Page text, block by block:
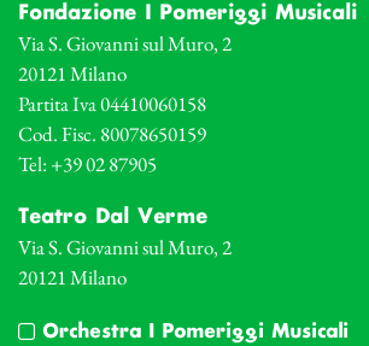
Fondazione I Pomeriggi Musicali
Via S. Giovanni sul Muro, 2
20121 Milano
Partita Iva 04410060158
Cod. Fisc. 80078650159
Tel: +39 02 87905
Teatro Dal Verme
Via S. Giovanni sul Muro, 2
20121 Milano
Orchestra I Pomeriggi Musicali